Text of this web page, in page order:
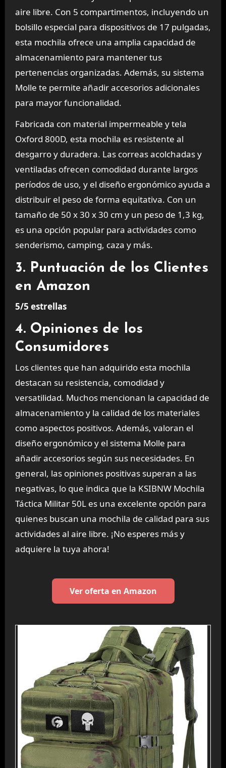
aire libre. Con 5 compartimentos, incluyendo un
bolsillo especial para dispositivos de 17 pulgadas,
esta mochila ofrece una amplia capacidad de
almacenamiento para mantener tus
pertenencias organizadas. Además, su sistema
Molle te permite añadir accesorios adicionales
para mayor funcionalidad.
Fabricada con material impermeable y tela
Oxford 800D, esta mochila es resistente al
desgarro y duradera. Las correas acolchadas y
ventiladas ofrecen comodidad durante largos
períodos de uso, y el diseño ergonómico ayuda a
distribuir el peso de forma equitativa. Con un
tamaño de 50 x 30 x 30 cm y un peso de 1,3 kg,
es una opción popular para actividades como
senderismo, camping, caza y más.
3. Puntuación de los Clientes
en Amazon
5/5 estrellas
4. Opiniones de los
Consumidores
Los clientes que han adquirido esta mochila
destacan su resistencia, comodidad y
versatilidad. Muchos mencionan la capacidad de
almacenamiento y la calidad de los materiales
como aspectos positivos. Además, valoran el
diseño ergonómico y el sistema Molle para
añadir accesorios según sus necesidades. En
general, las opiniones positivas superan a las
negativas, lo que indica que la KSIBNW Mochila
Táctica Militar 50L es una excelente opción para
quienes buscan una mochila de calidad para sus
actividades al aire libre. ¡No esperes más y
adquiere la tuya ahora!
Ver oferta en Amazon